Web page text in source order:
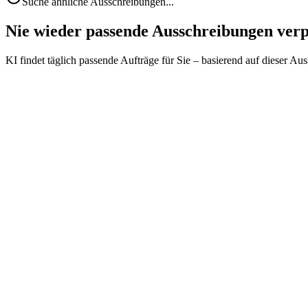
Nie wieder passende Ausschreibungen
KI findet täglich passende Aufträge für Sie – basierend auf dieser